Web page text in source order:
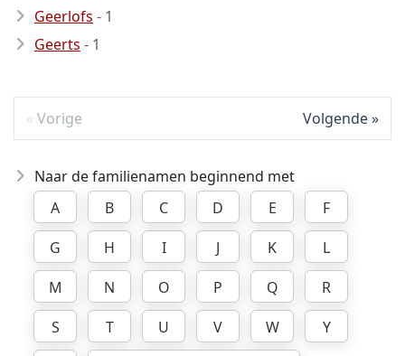
Geerlofs - 1
Geerts - 1
Vorige Volgende
Naar de familienamen beginnend met
A
B C D E
F
G
H I J K
L
M
N O P Q
R
S
T U V W
Y